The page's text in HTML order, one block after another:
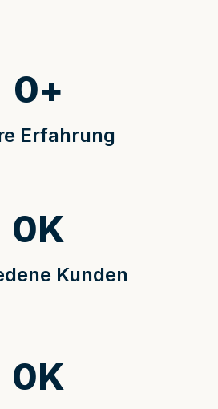
Erfahrung
0+
Kunden
0K
0K